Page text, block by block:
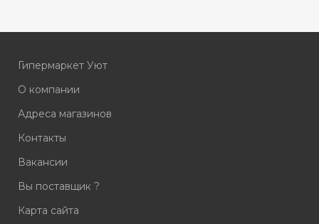
Гипермаркет Уют
О компании
Адреса магазинов
Контакты
Вакансии
Вы поставщик ?
Карта сайта